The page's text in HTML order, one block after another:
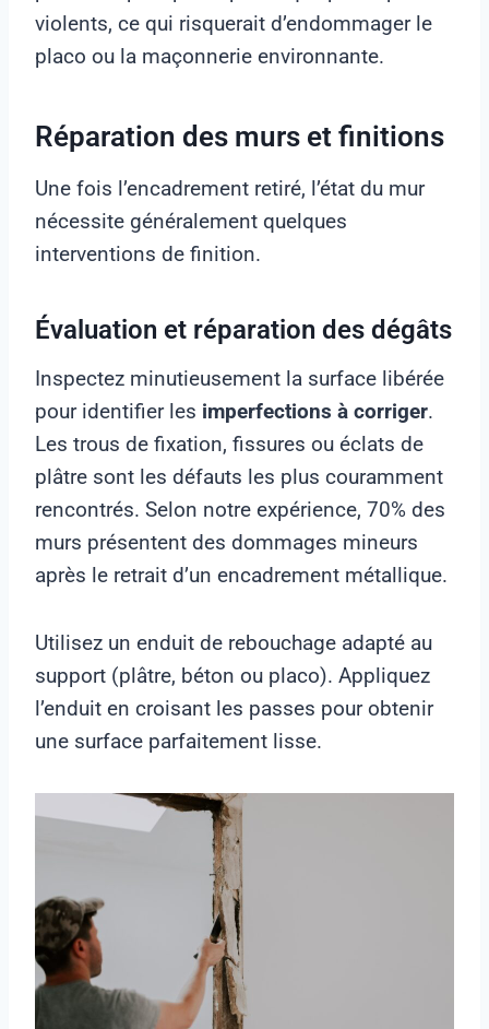
violents, ce qui risquerait d’endommager le
placo ou la maçonnerie environnante.
Réparation des murs et finitions
Une fois l’encadrement retiré, l’état du mur
nécessite généralement quelques
interventions de finition.
Évaluation et réparation des dégâts
Inspectez minutieusement la surface libérée
pour identifier les imperfections à corriger.
Les trous de fixation, fissures ou éclats de
plâtre sont les défauts les plus couramment
rencontrés. Selon notre expérience, 70% des
murs présentent des dommages mineurs
après le retrait d’un encadrement métallique.
Utilisez un enduit de rebouchage adapté au
support (plâtre, béton ou placo). Appliquez
l’enduit en croisant les passes pour obtenir
une surface parfaitement lisse.